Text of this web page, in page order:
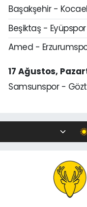
Başakşehir -
Beşiktaş - Eyüpspor
Amed -
17 Ağustos,
Samsunspor -